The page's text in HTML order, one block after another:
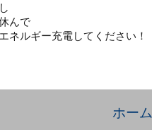
んで
ネルギー充電してください！
ホーム